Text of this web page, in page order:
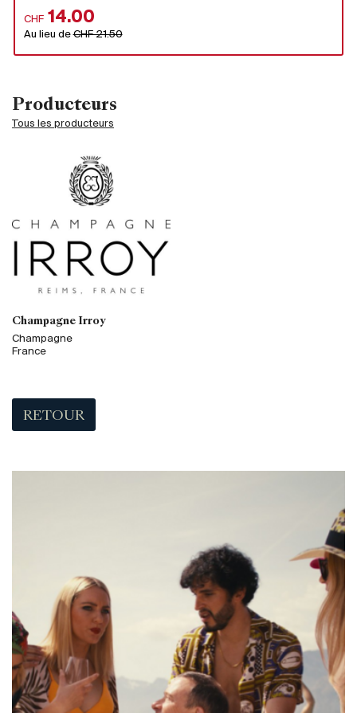
Producteurs
Tous les producteurs
Champagne Irroy
Champagne
France
RETOUR
CHF 14.00
Au lieu deCHF 21.50